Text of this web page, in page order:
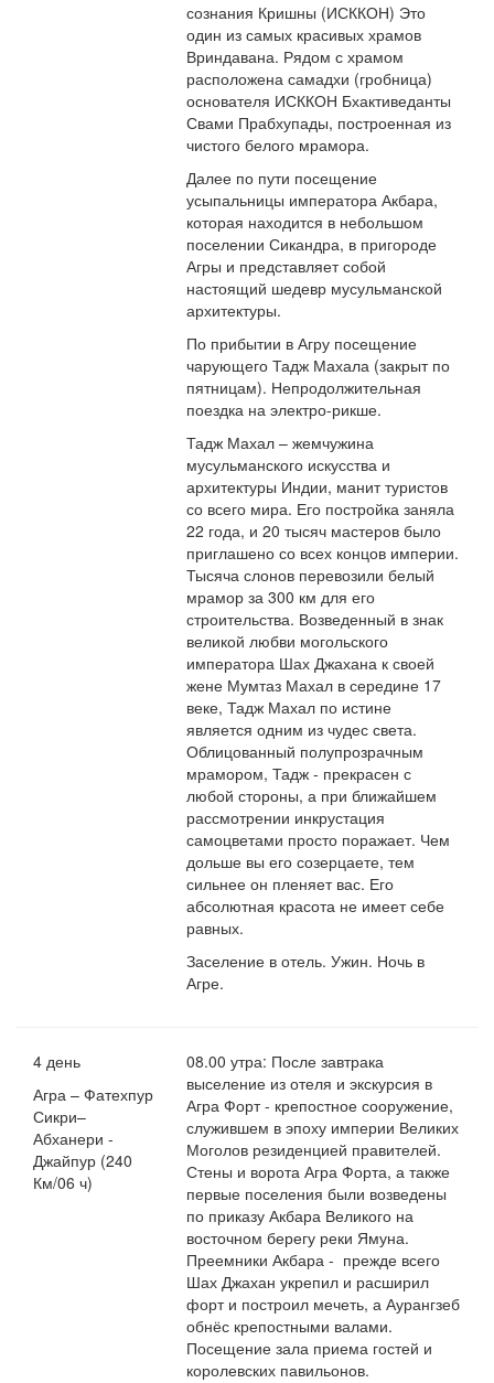
сознания Кришны (ИСККОН) Это
один из самых красивых храмов
Вриндавана. Рядом с храмом
расположена самадхи (гробница)
основателя ИСККОН Бхактиведанты
Свами Прабхупады, построенная из
чистого белого мрамора.
Далее по пути посещение
усыпальницы императора Акбара,
которая находится в небольшом
поселении Сикандра, в пригороде
Агры и представляет собой
настоящий шедевр мусульманской
архитектуры.
По прибытии в Агру посещение
чарующего Тадж Махала (закрыт по
пятницам). Непродолжительная
поездка на электро-рикше.
Тадж Махал – жемчужина
мусульманского искусства и
архитектуры Индии, манит туристов
со всего мира. Его постройка заняла
22 года, и 20 тысяч мастеров было
приглашено со всех концов империи.
Тысяча слонов перевозили белый
мрамор за 300 км для его
строительства. Возведенный в знак
великой любви могольского
императора Шах Джахана к своей
жене Мумтаз Махал в середине 17
веке, Тадж Махал по истине
является одним из чудес света.
Облицованный полупрозрачным
мрамором, Тадж - прекрасен с
любой стороны, а при ближайшем
рассмотрении инкрустация
самоцветами просто поражает. Чем
дольше вы его созерцаете, тем
сильнее он пленяет вас. Его
абсолютная красота не имеет себе
равных.
Заселение в отель. Ужин. Ночь в
Агре.
4 день
Агра – Фатехпур
Сикри–
Абханери -
Джайпур (240
Км/06 ч)
08.00 утра: После завтрака
выселение из отеля и экскурсия в
Агра Форт - крепостное сооружение,
служившем в эпоху империи Великих
Моголов резиденцией правителей.
Стены и ворота Агра Форта, а также
первые поселения были возведены
по приказу Акбара Великого на
восточном берегу реки Ямуна.
Преемники Акбара - прежде всего
Шах Джахан укрепил и расширил
форт и построил мечеть, а Аурангзеб
обнёс крепостными валами.
Посещение зала приема гостей и
королевских павильонов.